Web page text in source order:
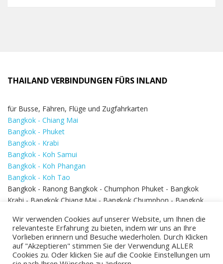
THAILAND VERBINDUNGEN FÜRS INLAND
für Busse, Fähren, Flüge und Zugfahrkarten
Bangkok - Chiang Mai
Bangkok - Phuket
Bangkok - Krabi
Bangkok - Koh Samui
Bangkok - Koh Phangan
Bangkok - Koh Tao
Bangkok - Ranong Bangkok - Chumphon Phuket - Bangkok
Krabi - Bangkok Chiang Mai - Bangkok Chumphon - Bangkok
Bangkok - Hua Hin
Wir verwenden Cookies auf unserer Website, um Ihnen die
relevanteste Erfahrung zu bieten, indem wir uns an Ihre
Vorlieben erinnern und Besuche wiederholen. Durch Klicken
auf "Akzeptieren" stimmen Sie der Verwendung ALLER
Cookies zu. Oder klicken Sie auf die Cookie Einstellungen um